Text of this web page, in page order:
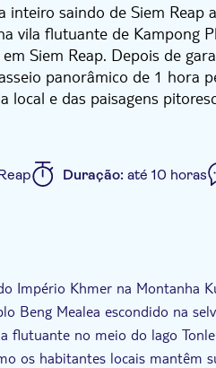
inteiro saindo de Siem
vila flutuante de Kampong
Siem Reap. Depois de
panorâmico de 1 hora
local e das paisagens
Kulen, guiado por um
escultura de Buda
local (não incluído) antes
do século XII, do período
Navegue pela beleza
de caranguejo.
uma experiência
Duração: até 10 horas
Império Khmer na Montanha
Beng Mealea escondido na
flutuante no meio do lago
os habitantes locais mantêm